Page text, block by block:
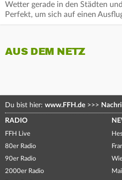
Wetter gerade in den Städten
Perfekt, um sich auf einen
AUS DEM NETZ
Du bist hier: www.FFH.de >>>
RADIO
FFH Live
80er Radio
90er Radio
2000er Radio